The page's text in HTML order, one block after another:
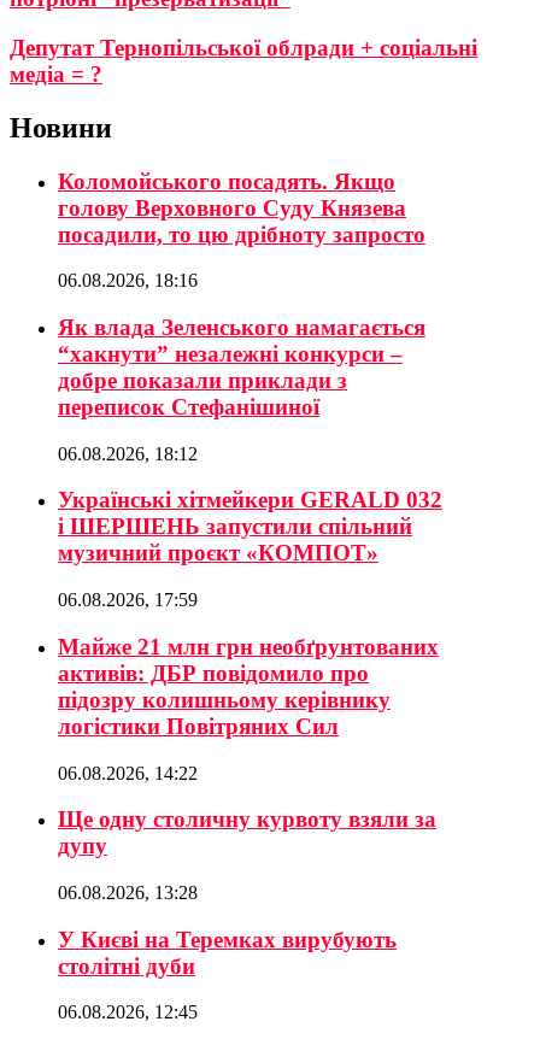
Депутат Тернопільської облради + соціальні
медіа = ?
Новини
Коломойського посадять. Якщо
голову Верховного Суду Князева
посадили, то цю дрібноту запросто
06.08.2026, 18:16
Як влада Зеленського намагається
“хакнути” незалежні конкурси –
добре показали приклади з
переписок Стефанішиної
06.08.2026, 18:12
Українські хітмейкери GERALD 032
і ШЕРШЕНЬ запустили спільний
музичний проєкт «КОМПОТ»
06.08.2026, 17:59
Майже 21 млн грн необґрунтованих
активів: ДБР повідомило про
підозру колишньому керівнику
логістики Повітряних Сил
06.08.2026, 14:22
Ще одну столичну курвоту взяли за
дупу
06.08.2026, 13:28
У Києві на Теремках вирубують
столітні дуби
06.08.2026, 12:45